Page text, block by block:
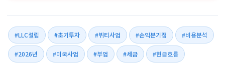
#LLC설립 #초기투자 #뷔티사업 #손익분기점 #비용분석
#2026년 #미국사업 #부업 #세금 #현금흐름